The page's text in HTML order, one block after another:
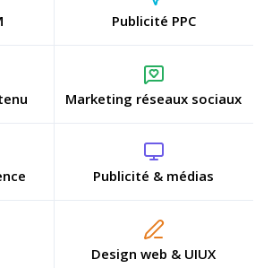
Publicité PPC
Marketing réseaux sociaux
Publicité & médias
Design web & UIUX